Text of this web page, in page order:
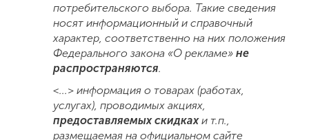
потребительского выбора. Такие сведения
носят информационный и справочный
характер, соответственно на них положения
Федерального закона «О рекламе»не
распространяются.
<...> информация о товарах (работах,
услугах), проводимых акциях,
предоставляемых скидкахи т.п.,
размещаемая на официальном сайте